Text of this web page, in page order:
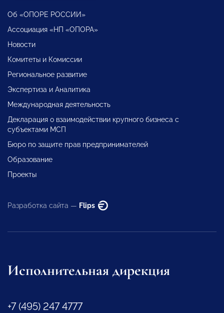
Об «ОПОРЕ РОССИИ»
Ассоциация «НП «ОПОРА»
Новости
Комитеты и Комиссии
Региональное развитие
Экспертиза и Аналитика
Международная деятельность
Декларация о взаимодействии крупного бизнеса с
субъектами МСП
Бюро по защите прав предпринимателей
Образование
Проекты
Разработка сайта — Flips
Исполнительная дирекция
+7 (495) 247 4777